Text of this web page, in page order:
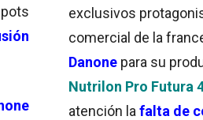
exclusivos
comercial de la
Danone para su
Nutrilon Pro Futura
atención la falta de